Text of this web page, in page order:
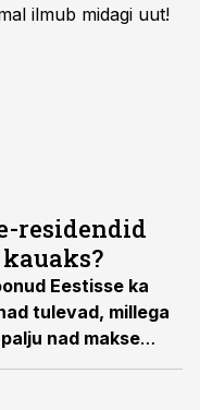
ilmub midagi uut!
residendid
Eestisse ka
tulevad, millega
nad makse